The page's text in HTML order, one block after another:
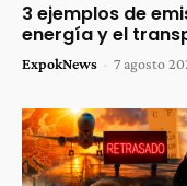
3 ejemplos de
energía y el
ExpokNews - 7 agosto